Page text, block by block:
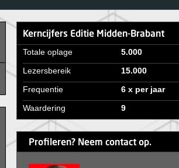
Kerncijfers Editie Midden-Brabant
Totale oplage
5.000
Lezersbereik
15.000
Frequentie
6 x per jaar
Waardering
9
Profileren? Neem contact op.